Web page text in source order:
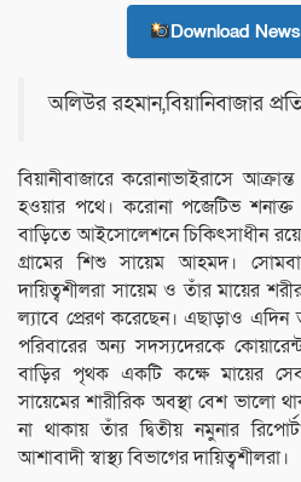
Download
অলিউর রহমান,বিয়ানিবাজার
বিয়ানীবাজারে করোনাভাইরাসে
হওয়ার পথে। করোনা পজেটিভ
বাড়িতে আইসোলেশনে চিকিৎসাধীন
গ্রামের শিশু সায়েম আহমদ।
দায়িত্বশীলরা সায়েম ও তাঁর মায়ের
ল্যাবে প্রেরণ করেছেন। এছাড়াও
পরিবারের অন্য সদস্যদেরকে
বাড়ির পৃথক একটি কক্ষে মায়ের
সায়েমের শারীরিক অবস্থা বেশ ভালো
না থাকায় তাঁর দ্বিতীয় নমুনার
আশাবাদী স্বাস্থ্য বিভাগের দায়িত্বশীলরা।